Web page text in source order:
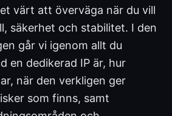
värt att överväga när du vill
säkerhet och stabilitet. I den
går vi igenom allt du
en dedikerad IP är, hur
när den verkligen ger
som finns, samt